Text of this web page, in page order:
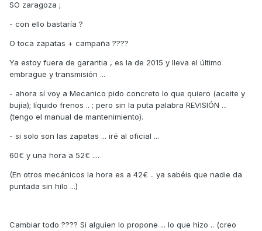
SO zaragoza ;
- con ello bastaría ?
O toca zapatas + campaña ????
Ya estoy fuera de garantia , es la de 2015 y lleva el último
embrague y transmisión ...
- ahora sí voy a Mecanico pido concreto lo que quiero (aceite y
bujía); líquido frenos .. ; pero sin la puta palabra REVISIÓN ...
(tengo el manual de mantenimiento).
- si solo son las zapatas ... iré al oficial ...
60€ y una hora a 52€ ....
(En otros mecánicos la hora es a 42€ .. ya sabéis que nadie da
puntada sin hilo ...)
Cambiar todo ???? Si alguien lo propone ... lo que hizo .. (creo